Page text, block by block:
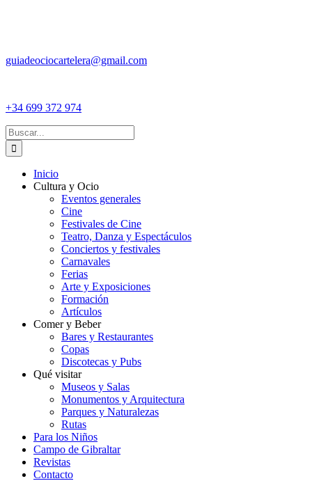
guiadeociocartelera@gmail.com
+34 699 372 974
Buscar:
Inicio
Cultura y Ocio
Eventos generales
Cine
Festivales de Cine
Teatro, Danza y Espectáculos
Conciertos y festivales
Carnavales
Ferias
Arte y Exposiciones
Formación
Artículos
Comer y Beber
Bares y Restaurantes
Copas
Discotecas y Pubs
Qué visitar
Museos y Salas
Monumentos y Arquitectura
Parques y Naturalezas
Rutas
Para los Niños
Campo de Gibraltar
Revistas
Contacto